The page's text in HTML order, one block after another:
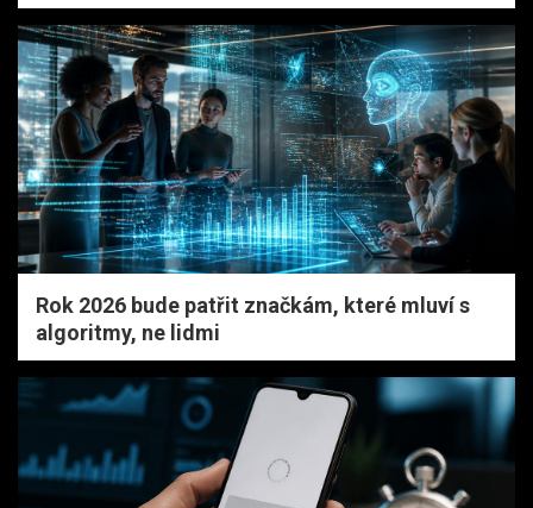
Rok 2026 bude patřit značkám, které mluví s
algoritmy, ne lidmi